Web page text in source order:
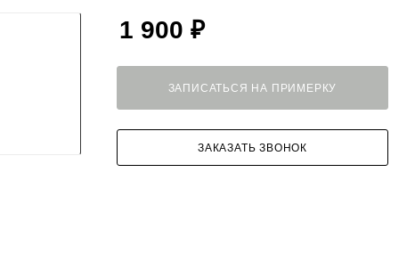
1 900 ₽
ЗАПИСАТЬСЯ НА ПРИМЕРКУ
ЗАКАЗАТЬ ЗВОНОК